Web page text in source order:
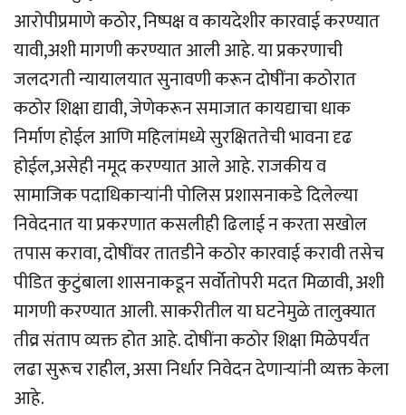
आरोपीप्रमाणे कठोर, निष्पक्ष व कायदेशीर कारवाई करण्यात
यावी,अशी मागणी करण्यात आली आहे. या प्रकरणाची
जलदगती न्यायालयात सुनावणी करून दोषींना कठोरात
कठोर शिक्षा द्यावी, जेणेकरून समाजात कायद्याचा धाक
निर्माण होईल आणि महिलांमध्ये सुरक्षिततेची भावना दृढ
होईल,असेही नमूद करण्यात आले आहे. राजकीय व
सामाजिक पदाधिकार्‍यांनी पोलिस प्रशासनाकडे दिलेल्या
निवेदनात या प्रकरणात कसलीही ढिलाई न करता सखोल
तपास करावा, दोषींवर तातडीने कठोर कारवाई करावी तसेच
पीडित कुटुंबाला शासनाकडून सर्वोतोपरी मदत मिळावी, अशी
मागणी करण्यात आली. साकरीतील या घटनेमुळे तालुक्यात
तीव्र संताप व्यक्त होत आहे. दोषींना कठोर शिक्षा मिळेपर्यंत
लढा सुरूच राहील, असा निर्धार निवेदन देणार्‍यांनी व्यक्त केला
आहे.